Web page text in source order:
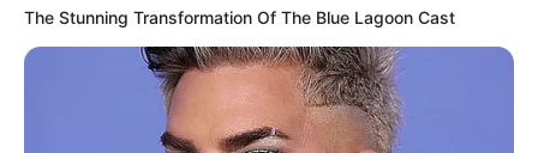
The Stunning Transformation Of The Blue Lagoon Cast